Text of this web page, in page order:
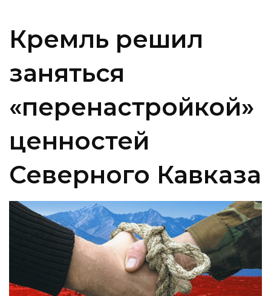
Кремль решил
заняться
«перенастройкой»
ценностей
Северного Кавказа